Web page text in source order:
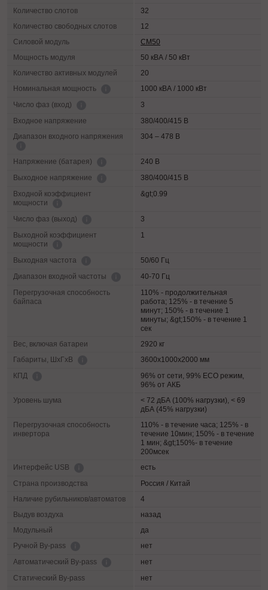
Количество слотов
32
Количество свободных слотов
12
Силовой модуль
СМ50
Мощность модуля
50 кВА / 50 кВт
Количество активных модулей
20
Номинальная мощность
1000 кВА / 1000 кВт
Число фаз (вход)
3
Входное напряжение
380/400/415 В
Диапазон входного напряжения
304 – 478 В
Напряжение (батарея)
240 В
Выходное напряжение
380/400/415 В
Входной коэффициент
мощности
&gt;0.99
Число фаз (выход)
3
Выходной коэффициент
мощности
1
Выходная частота
50/60 Гц
Диапазон входной частоты
40-70 Гц
Перегрузочная способность
байпаса
110% - продолжительная
работа; 125% - в течение 5
минут; 150% - в течение 1
минуты; &gt;150% - в течение 1
сек
Вес, включая батареи
2920 кг
Габариты, ШхГхВ
3600х1000х2000 мм
КПД
96% от сети, 99% ECO режим,
96% от АКБ
Уровень шума
< 72 дБА (100% нагрузки), < 69
дБА (45% нагрузки)
Перегрузочная способность
инвертора
110% - в течение часа; 125% - в
течение 10мин; 150% - в течение
1 мин; &gt;150%- в течение
200мсек
Интерфейс USB
есть
Страна производства
Россия / Китай
Наличие рубильников/автоматов
4
Выдув воздуха
назад
Модульный
да
Ручной By-pass
нет
Автоматический By-pass
нет
Статический By-pass
нет